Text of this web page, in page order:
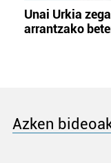
Unai Urkia
arrantzako
Azken